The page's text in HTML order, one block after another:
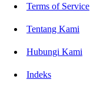
Terms of Service
Tentang Kami
Hubungi Kami
Indeks